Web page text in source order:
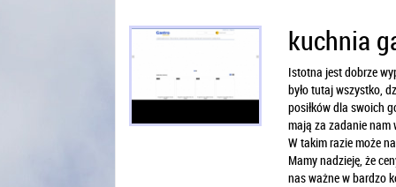
kuchnia
Istotna jest dobrze
było tutaj wszystko,
posiłków dla swoich
mają za zadanie nam
W takim razie może
Mamy nadzieję, że
nas ważne w bardzo